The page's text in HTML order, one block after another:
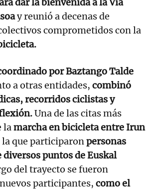
dar la bienvenida a la Vía
y reunió a decenas de
comprometidos con la
por Baztango Talde
a otras entidades, combinó
recorridos ciclistas y
Una de las citas más
lamarcha en bicicleta entre Irun
la que participaronpersonas
diversos puntos de Euskal
del trayecto se fueron
participantes, como el